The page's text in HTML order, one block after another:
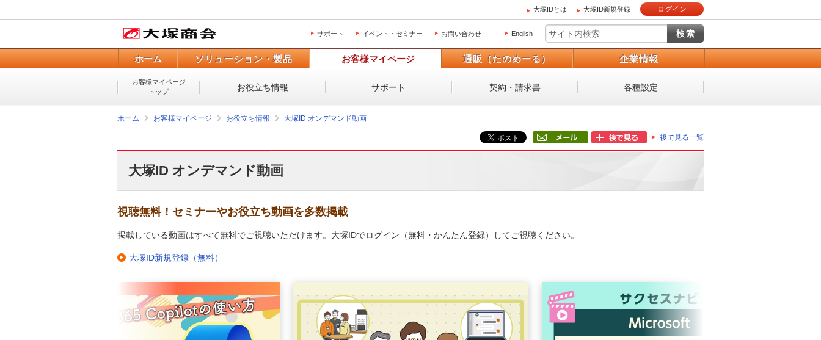
大塚IDとは 大塚ID新規登録 ログイン
サポート イベント・セミナー お問い合わせ English
ホーム ソリューション・製品 お客様マイページ 通販（たのめーる） 企業情報
お客様マイページ
トップ
お役立ち情報 サポート 契約・請求書 各種設定
ホーム お客様マイページ お役立ち情報 大塚ID オンデマンド動画
後で見る一覧
大塚ID オンデマンド動画
視聴無料！セミナーやお役立ち動画を多数掲載
掲載している動画はすべて無料でご視聴いただけます。大塚IDでログイン（無料・かんたん登録）してご視聴ください。
大塚ID新規登録（無料）